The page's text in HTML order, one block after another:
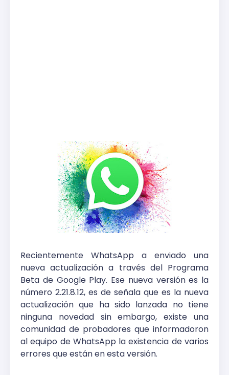
Recientemente WhatsApp a enviado una
nueva actualización a través del Programa
Beta de Google Play. Ese nueva versión es la
número 2.21.8.12, es de señala que es la nueva
actualización que ha sido lanzada no tiene
ninguna novedad sin embargo, existe una
comunidad de probadores que informadoron
al equipo de WhatsApp la existencia de varios
errores que están en esta versión.